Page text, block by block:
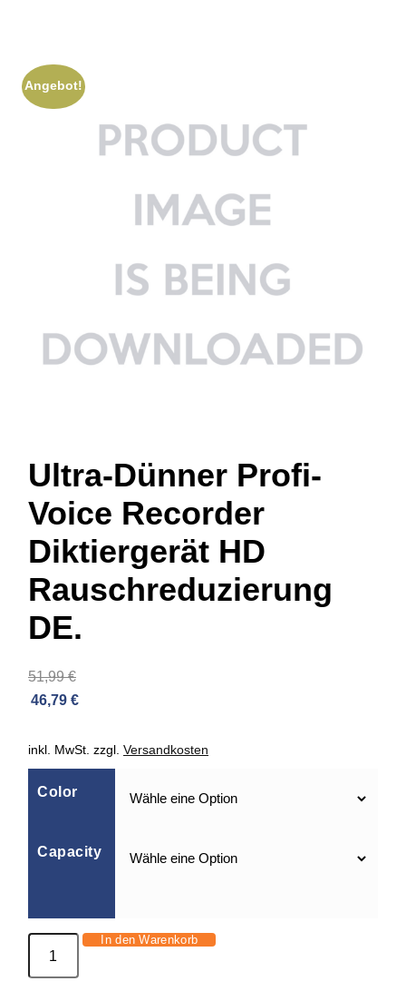
Angebot!
Ultra-Dünner Profi-
Voice Recorder
Diktiergerät HD
Rauschreduzierung
DE.
51,99€
46,79 €
inkl. MwSt. zzgl. Versandkosten
Color
Capacity
In den Warenkorb